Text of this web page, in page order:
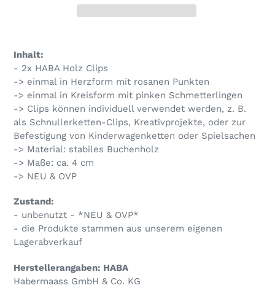
wird
zum
Warenkorb
hinzugefügt
Inhalt:
- 2x HABA Holz Clips
-> einmal in Herzform mit rosanen Punkten
-> einmal in Kreisform mit pinken Schmetterlingen
-> Clips können individuell verwendet werden, z. B.
als Schnullerketten-Clips, Kreativprojekte, oder zur
Befestigung von Kinderwagenketten oder Spielsachen
-> Material: stabiles Buchenholz
-> Maße: ca. 4 cm
-> NEU & OVP
Zustand:
- unbenutzt - *NEU & OVP*
- die Produkte stammen aus unserem eigenen
Lagerabverkauf
Herstellerangaben: HABA
Habermaass GmbH & Co. KG